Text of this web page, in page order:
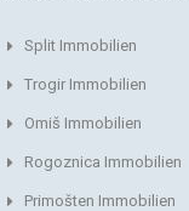
Split Immobilien
Trogir Immobilien
Omiš Immobilien
Rogoznica Immobilien
Primošten Immobilien